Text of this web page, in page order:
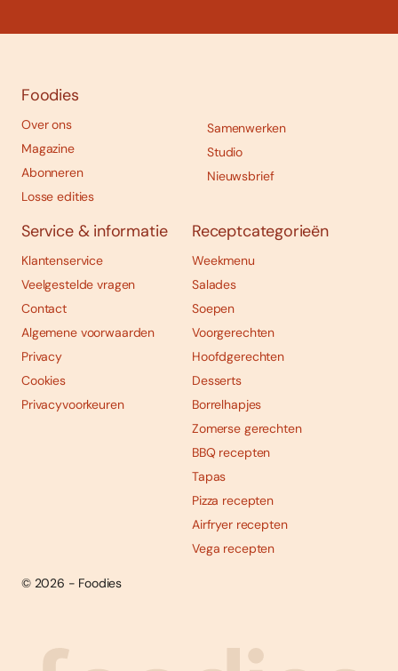
Foodies
Over ons
Magazine
Abonneren
Losse edities
Samenwerken
Studio
Nieuwsbrief
Service & informatie
Klantenservice
Veelgestelde vragen
Contact
Algemene voorwaarden
Privacy
Cookies
Privacyvoorkeuren
Receptcategorieën
Weekmenu
Salades
Soepen
Voorgerechten
Hoofdgerechten
Desserts
Borrelhapjes
Zomerse gerechten
BBQ recepten
Tapas
Pizza recepten
Airfryer recepten
Vega recepten
© 2026 - Foodies